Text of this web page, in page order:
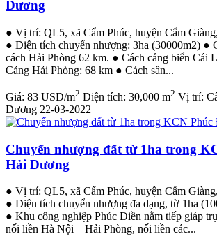
Dương
● Vị trí: QL5, xã Cẩm Phúc, huyện Cẩm
● Diện tích chuyển nhượng: 3ha (30000m2) ●
cách Hải Phòng 62 km. ● Cách cảng biển Cái
Cảng Hải Phòng: 68 km ● Cách sân...
Giá: 83 USD/m2 Diện tích: 30,000 m2 Vị trí:
Dương 22-03-2022
Chuyển nhượng đất từ 1ha trong
Hải Dương
● Vị trí: QL5, xã Cẩm Phúc, huyện Cẩm
● Diện tích chuyển nhượng đa dạng, từ 1ha
● Khu công nghiệp Phúc Điền nằm tiếp giáp
nối liền Hà Nội – Hải Phòng, nối liền các...